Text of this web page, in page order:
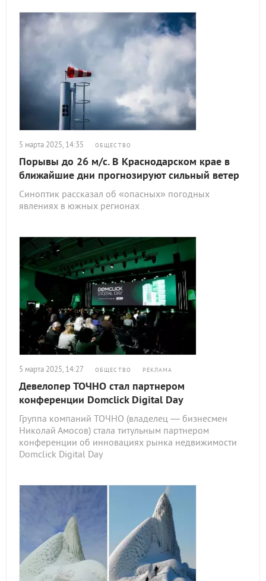
5 марта 2025, 14:35 ОБЩЕСТВО
Порывы до 26 м/с. В Краснодарском крае в
ближайшие дни прогнозируют сильный ветер
Синоптик рассказал об «опасных» погодных
явлениях в южных регионах
5 марта 2025, 14:27 ОБЩЕСТВО РЕКЛАМА
Девелопер ТОЧНО стал партнером
конференции Domclick Digital Day
Группа компаний ТОЧНО (владелец — бизнесмен
Николай Амосов) стала титульным партнером
конференции об инновациях рынка недвижимости
Domclick Digital Day